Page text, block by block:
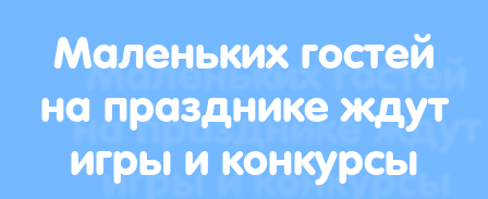
Маленьких гостей
на празднике ждут
игры и конкурсы